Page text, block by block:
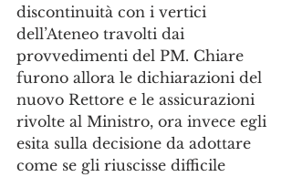
discontinuità con i vertici
dell’Ateneo travolti dai
provvedimenti del PM. Chiare
furono allora le dichiarazioni del
nuovo Rettore e le assicurazioni
rivolte al Ministro, ora invece egli
esita sulla decisione da adottare
come se gli riuscisse difficile